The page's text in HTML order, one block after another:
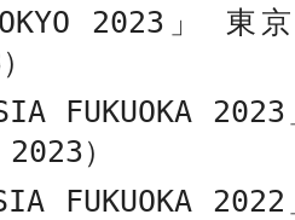
2023 」 東
）
FUKUOKA 2023
）
FUKUOKA 2022